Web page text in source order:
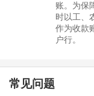
账。为保
时以工、
作为收款
户行。
常见问题